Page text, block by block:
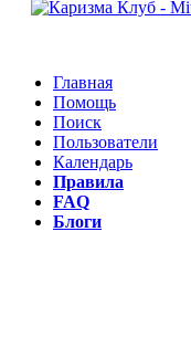
Главная
Помощь
Поиск
Пользователи
Календарь
Правила
FAQ
Блоги